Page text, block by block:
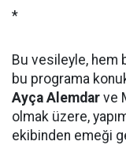
*
Bu vesileyle, hem
bu programa
Ayça Alemdar ve
olmak üzere,
ekibinden emeği